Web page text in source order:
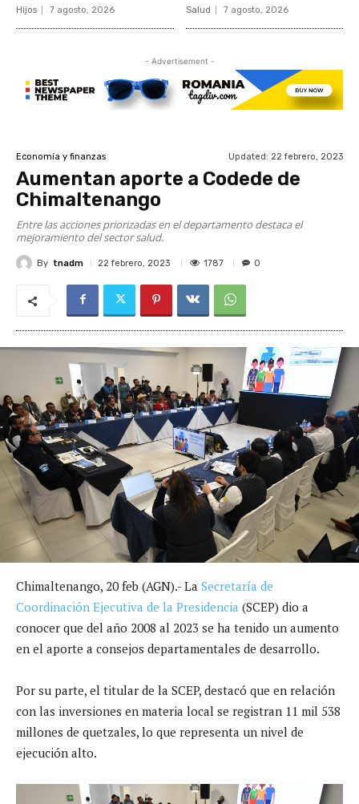
Hijos 7 agosto, 2026 Salud 7 agosto, 2026
- Advertisement -